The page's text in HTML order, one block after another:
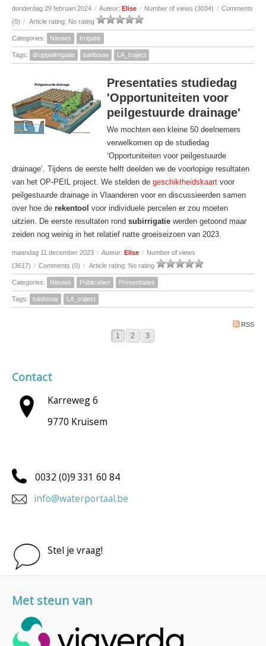
donderdag 29 februari 2024 / Auteur: Elise / Number of views (3034) / Comments
(0) / Article rating: No rating
Categories: Nieuws Irrigatie
Tags: druppelirrigatie tuinbouw LA_traject
Presentaties studiedag
'Opportuniteiten voor
peilgestuurde drainage'
We mochten een kleine 50 deelnemers
verwelkomen op de studiedag
‘Opportuniteiten voor peilgestuurde
drainage’. Tijdens de eerste helft deelden we de voorlopige resultaten
van het OP-PEIL project. We stelden de geschiktheidskaart voor
peilgestuurde drainage in Vlaanderen voor en discussieerden samen
over hoe de rekentool voor individuele percelen er zou moeten
uitzien. De eerste resultaten rond subirrigatie werden getoond maar
zeiden nog weinig in het relatief natte groeiseizoen van 2023.
maandag 11 december 2023 / Auteur: Elise / Number of views
(3617) / Comments (0) / Article rating: No rating
Categories: Nieuws Publicaties Presentaties
Tags: tuinbouw LA_traject
RSS
1 2 3
Contact
Karreweg 6
9770 Kruisem
0032 (0)9 331 60 84
info@waterportaal.be
Stel je vraag!
Met steun van